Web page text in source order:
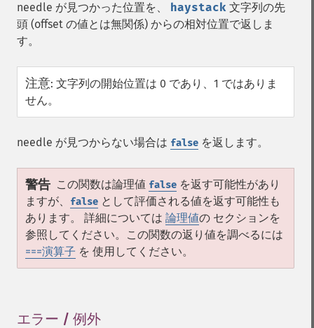
needle が見つかった位置を、 haystack 文字列の先
頭 (offset の値とは無関係) からの相対位置で返しま
す。
注意: 文字列の開始位置は 0 であり、1 ではありま
せん。
needle が見つからない場合は false を返します。
警告 この関数は論理値 false を返す可能性があり
ますが、
false として評価される値を返す可能性も
あります。 詳細については 論理値の セクションを
参照してください。この関数の返り値を調べるには
===演算子 を 使用してください。
エラー / 例外